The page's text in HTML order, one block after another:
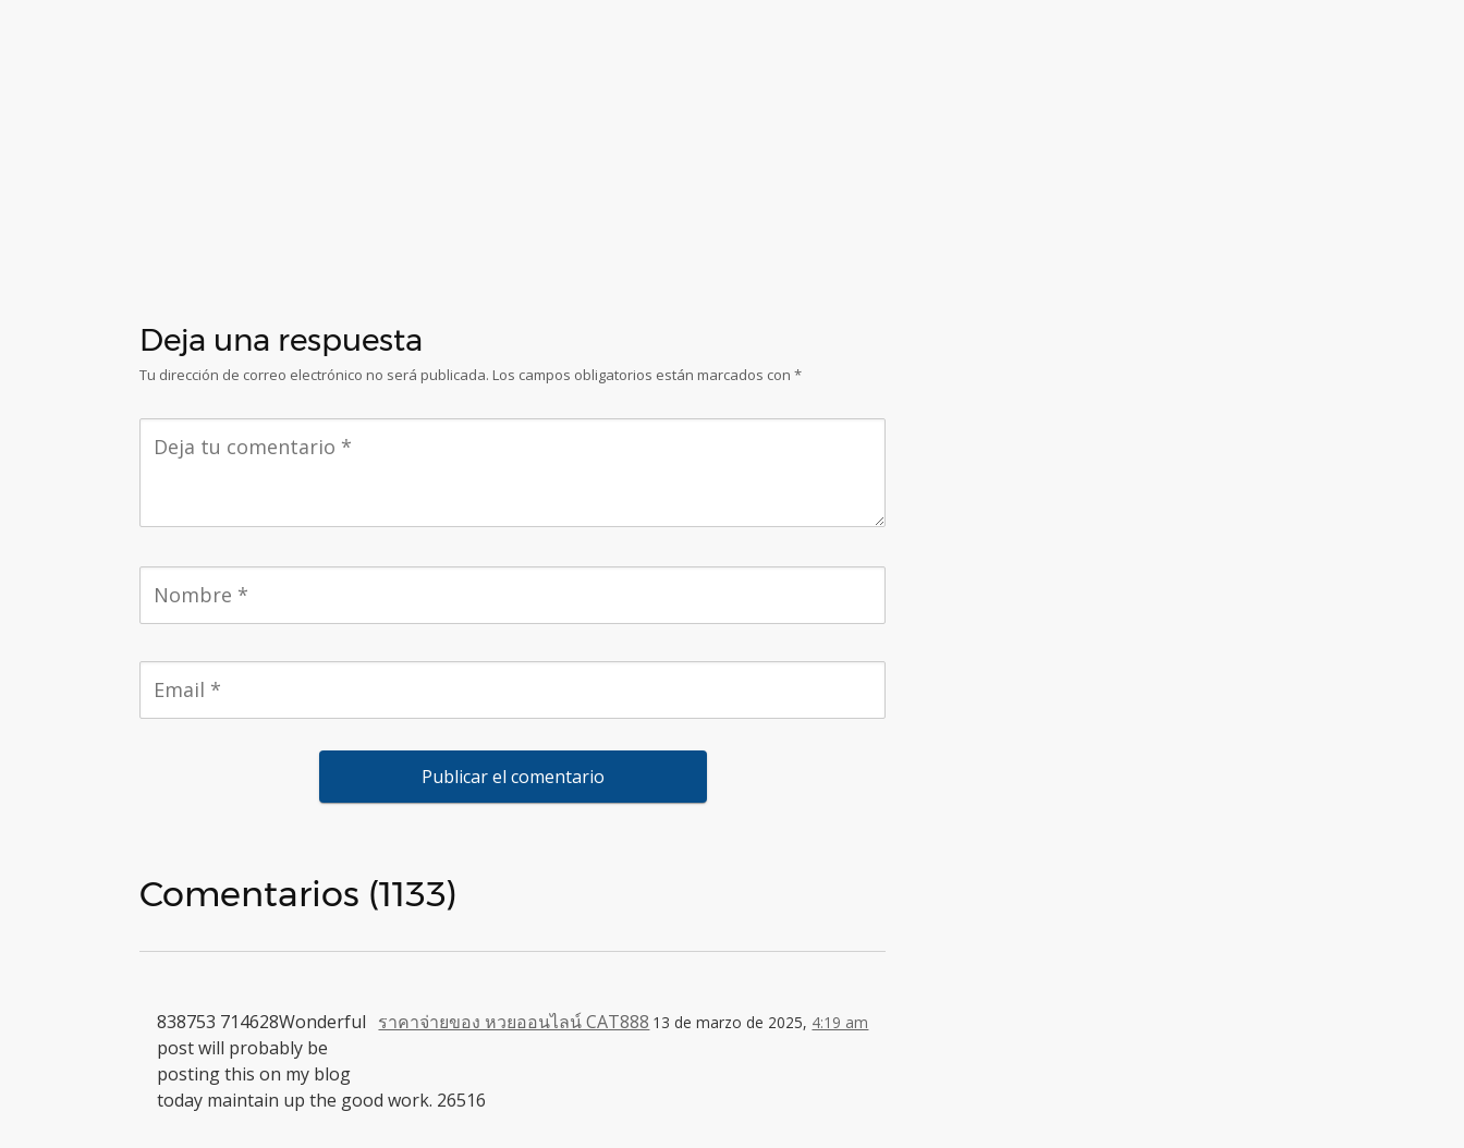
Deja una respuesta
Tu dirección de correo electrónico no será publicada. Los campos obligatorios están marcados con *
Comentarios (1133)
ราคาจ่ายของ หวยออนไลน์ CAT888 13 de marzo de 2025, 4:19 am
838753 714628Wonderful
post will probably be
posting this on my blog
today maintain up the good work. 26516